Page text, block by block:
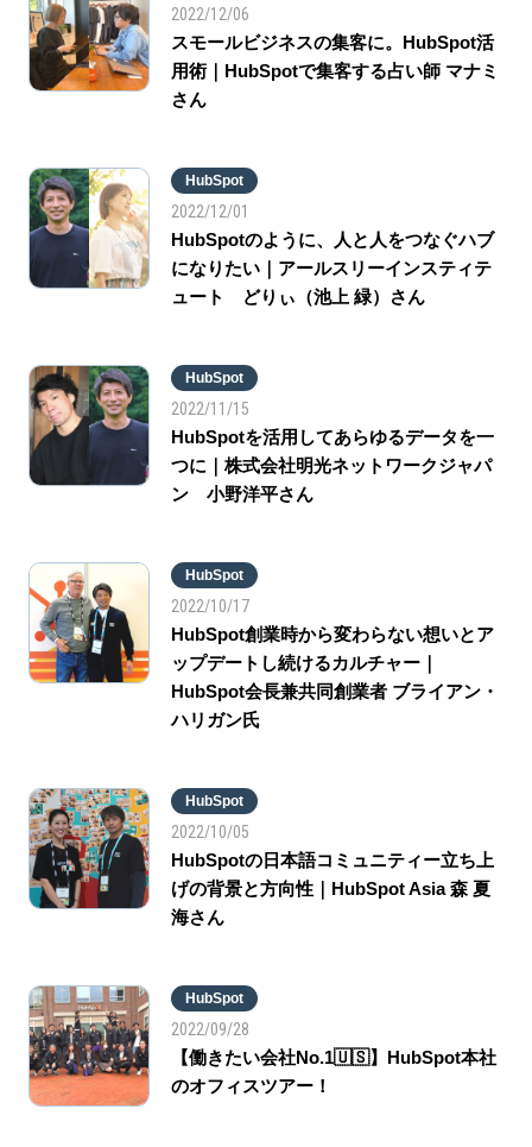
2022/12/06
スモールビジネスの集客に。HubSpot活
用術｜HubSpotで集客する占い師 マナミ
さん
HubSpot
2022/12/01
HubSpotのように、人と人をつなぐハブ
になりたい｜アールスリーインスティテ
ュート どりぃ（池上 緑）さん
HubSpot
2022/11/15
HubSpotを活用してあらゆるデータを一
つに｜株式会社明光ネットワークジャパ
ン 小野洋平さん
HubSpot
2022/10/17
HubSpot創業時から変わらない想いとア
ップデートし続けるカルチャー｜
HubSpot会長兼共同創業者 ブライアン・
ハリガン氏
HubSpot
2022/10/05
HubSpotの日本語コミュニティー立ち上
げの背景と方向性｜HubSpot Asia 森 夏
海さん
HubSpot
2022/09/28
【働きたい会社No.1🇺🇸】HubSpot本社
のオフィスツアー！